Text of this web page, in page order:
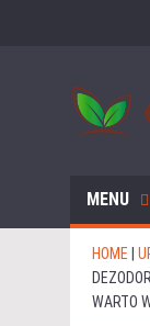
MENU
HOME |
WARTO